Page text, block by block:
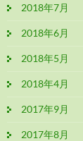
2018年7月
2018年6月
2018年5月
2018年4月
2017年9月
2017年8月